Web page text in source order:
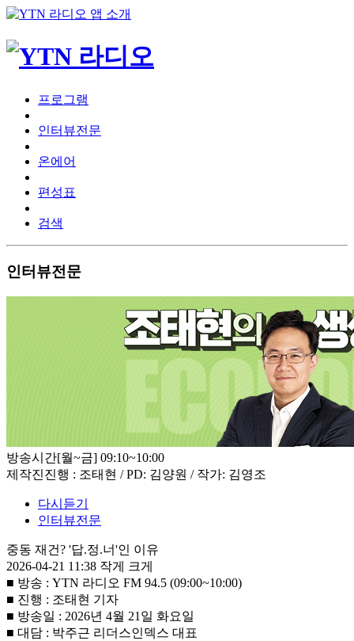
프로그램
인터뷰전문
온에어
편성표
검색
인터뷰전문
방송시간[월~금] 09:10~10:00
제작진진행 : 조태현 / PD: 김양원 / 작가: 김영조
다시듣기
인터뷰전문
중동 재건? '답.정.너'인 이유
2026-04-21 11:38 작게
크게
■ 방송 : YTN 라디오 FM 94.5 (09:00~10:00)
■ 진행 : 조태현 기자
■ 방송일 : 2026년 4월 21일 화요일
■ 대담 : 박주근 리더스인덱스 대표